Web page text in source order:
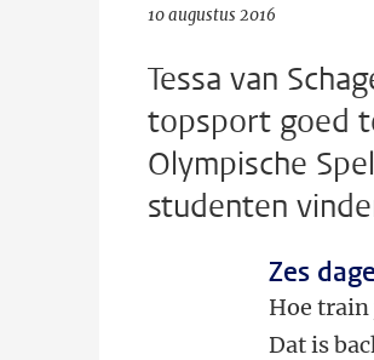
10 augustus 2016
Tessa van
topsport goed
Olympische
studenten
Zes
Hoe train
Dat is